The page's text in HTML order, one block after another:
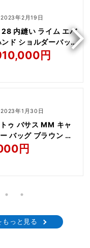
年2月19日
内縫い ライム エバ
ド ショルダーバッ
円
2023年1月30日
ゥ バサス MM キャ
バッグ ブラウン エ
円
もっと見る